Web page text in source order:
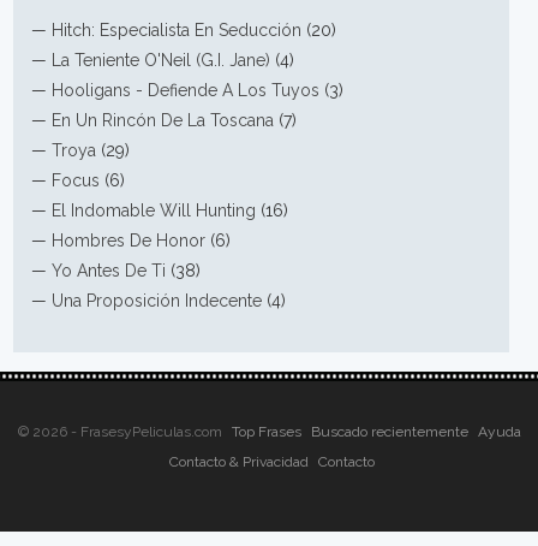
— Hitch: Especialista En Seducción (20)
—
La Teniente O'Neil (G.I. Jane) (4)
— Hooligans - Defiende A Los Tuyos (3)
— En Un Rincón De La Toscana (7)
—Troya (29)
— Focus (6)
— El Indomable Will Hunting (16)
— Hombres De Honor (6)
—Yo Antes De Ti (38)
— Una Proposición Indecente (4)
© 2026 - FrasesyPeliculas.com Top Frases Buscado recientemente
Ayuda
Contacto & Privacidad
Contacto